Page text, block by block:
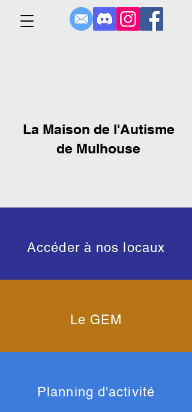
La Maison de l'Autisme
de Mulhouse
Accéder à nos locaux
Le GEM
Planning d'activité